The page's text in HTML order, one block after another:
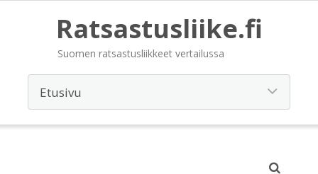
Ratsastusliike.fi
Suomen ratsastusliikkeet vertailussa